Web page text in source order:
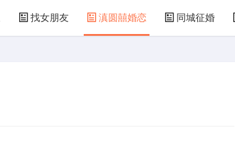
找女朋友 滇圆囍婚恋 同城征婚